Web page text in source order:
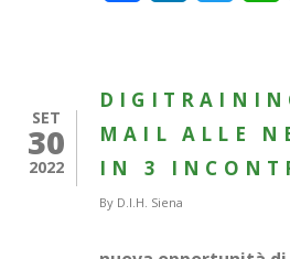
SET
30
2022
MAIL ALLE
IN 3
By D.I.H. Siena